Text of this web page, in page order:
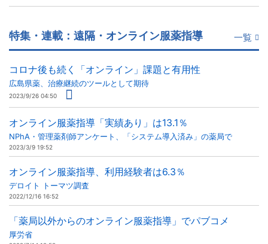
特集・連載：遠隔・オンライン服薬指導 一覧
コロナ後も続く「オンライン」課題と有用性
広島県薬、治療継続のツールとして期待
2023/9/26 04:50
オンライン服薬指導「実績あり」は13.1％
NPhA・管理薬剤師アンケート、「システム導入済み」の薬局で
2023/3/9 19:52
オンライン服薬指導、利用経験者は6.3％
デロイト トーマツ調査
2022/12/16 16:52
「薬局以外からのオンライン服薬指導」でパブコメ
厚労省